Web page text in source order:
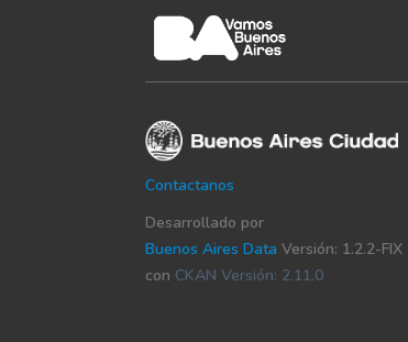
Contactanos
Desarrollado por
Buenos Aires Data Versión: 1.2.2-FIX
con CKAN Versión: 2.11.0